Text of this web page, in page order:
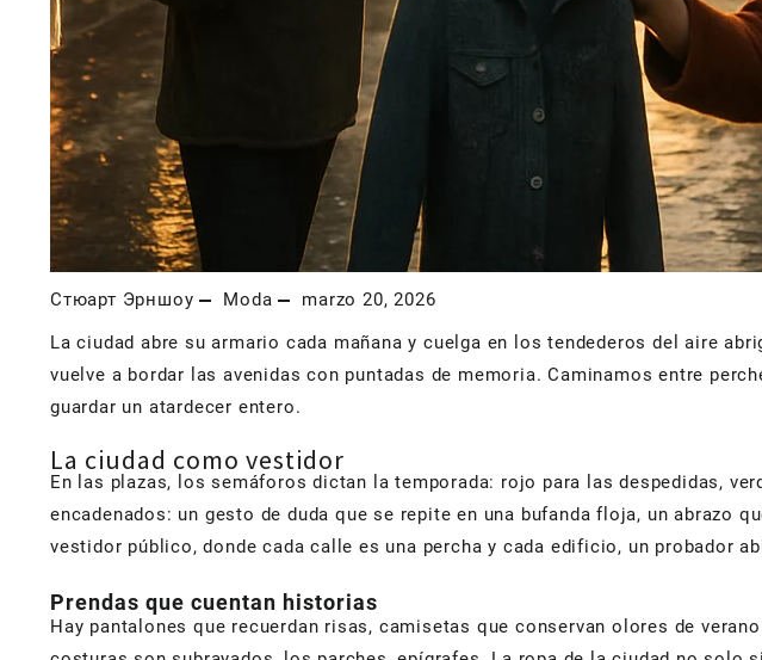
Стюарт Эрншоу Moda
marzo 20, 2026
La ciudad abre su armario cada mañana y cuelga en los tendederos del aire
vuelve a bordar las avenidas con puntadas de memoria. Caminamos entre
guardar un atardecer entero.
La ciudad como vestidor
En las plazas, los semáforos dictan la temporada: rojo para las despedidas,
encadenados: un gesto de duda que se repite en una bufanda floja, un abrazo
vestidor público, donde cada calle es una percha y cada edificio, un probador
Prendas que cuentan historias
Hay pantalones que recuerdan risas, camisetas que conservan olores de